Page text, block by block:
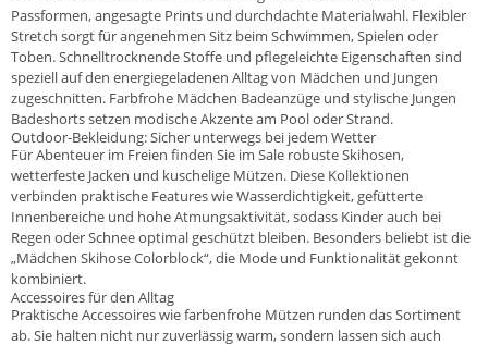
Passformen, angesagte Prints und durchdachte Materialwahl. Flexibler
Stretch sorgt für angenehmen Sitz beim Schwimmen, Spielen oder
Toben. Schnelltrocknende Stoffe und pflegeleichte Eigenschaften sind
speziell auf den energiegeladenen Alltag von Mädchen und Jungen
zugeschnitten. Farbfrohe Mädchen Badeanzüge und stylische Jungen
Badeshorts setzen modische Akzente am Pool oder Strand.
Outdoor-Bekleidung: Sicher unterwegs bei jedem Wetter
Für Abenteuer im Freien finden Sie im Sale robuste Skihosen,
wetterfeste Jacken und kuschelige Mützen. Diese Kollektionen
verbinden praktische Features wie Wasserdichtigkeit, gefütterte
Innenbereiche und hohe Atmungsaktivität, sodass Kinder auch bei
Regen oder Schnee optimal geschützt bleiben. Besonders beliebt ist die
„Mädchen Skihose Colorblock“, die Mode und Funktionalität gekonnt
kombiniert.
Accessoires für den Alltag
Praktische Accessoires wie farbenfrohe Mützen runden das Sortiment
ab. Sie halten nicht nur zuverlässig warm, sondern lassen sich auch